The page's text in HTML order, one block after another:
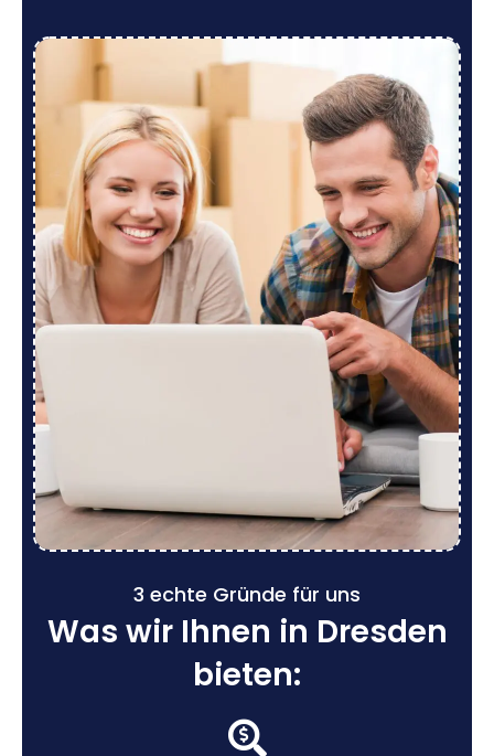
3 echte Gründe für uns
Was wir Ihnen in Dresden
bieten: